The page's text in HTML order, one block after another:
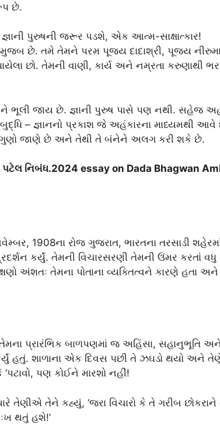
છે.
પુરુષની જરૂર પડશે, એક આત્મ-સાક્ષાત્કાર!
મુજબ છે. તમે તેમને પરમ પૂજ્ય દાદાશ્રી, પૂજ્ય
છો. તેમની વાણી, કાર્ય અને નમ્રતા
ભૂલી જાય છે. જ્ઞાની પુરુષ પાસે પણ નથી. સહેજ
– જ્ઞાનનો પ્રકાશ જે અહંકારના માધ્યમથી આવે
ગુણો જાણે છે અને તેથી તે બંનેને અલગ કરી શકે છે.
પટેલ નિબંધ.2024 essay on Dada Bhagwan
1908ના રોજ ગુજરાત, ભારતના તરસાડી
કર્યું. તેમની વિચારસરણી તેમની ઉંમર કરતાં
અંશતઃ તેમના પોતાના વ્યક્તિત્વને કારણે હતા અને
પ્રારંભિક બાળપણમાં જ અહિંસા, સહાનુભૂતિ અને
કર્યું હતું. શાળાના એક દિવસ પછી તે ઝઘડો થયો અને
પણ કોઈને મારશો નહીં!
તેણીએ તેને કહ્યું, ‘જરા વિચારો કે તે ગરીબ
થતું હશે!’